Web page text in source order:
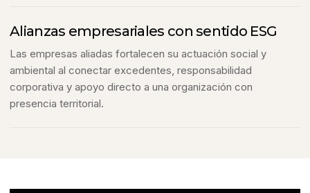
Alianzas empresariales con sentido ESG
Las empresas aliadas fortalecen su actuación social y
ambiental al conectar excedentes, responsabilidad
corporativa y apoyo directo a una organización con
presencia territorial.